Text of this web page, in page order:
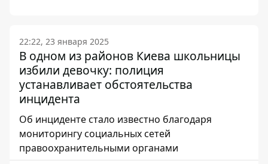
22:22, 23 января 2025
В одном из районов Киева школьницы
избили девочку: полиция
устанавливает обстоятельства
инцидента
Об инциденте стало известно благодаря
мониторингу социальных сетей
правоохранительными органами